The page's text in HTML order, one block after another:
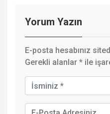
Yorum Yazın
E-posta hesabınız
Gerekli alanlar * ile